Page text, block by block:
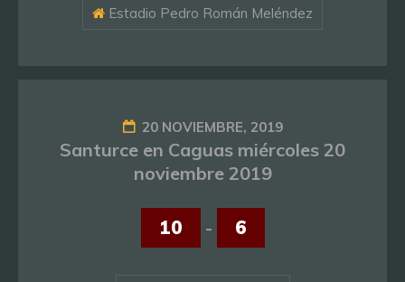
Estadio Pedro Román Meléndez
20 NOVIEMBRE, 2019
Santurce en Caguas miércoles 20
noviembre 2019
10 - 6